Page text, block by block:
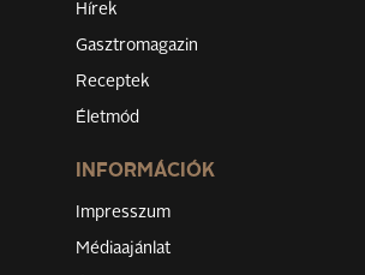
Hírek
Gasztromagazin
Receptek
Életmód
INFORMÁCIÓK
Impresszum
Médiaajánlat